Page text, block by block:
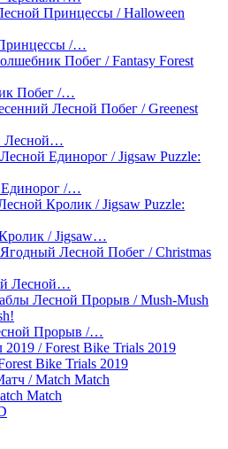
/…
Побег /…
Лесной…
/…
/ Jigsaw…
Лесной…
Прорыв /…
Bike Trials 2019
Match